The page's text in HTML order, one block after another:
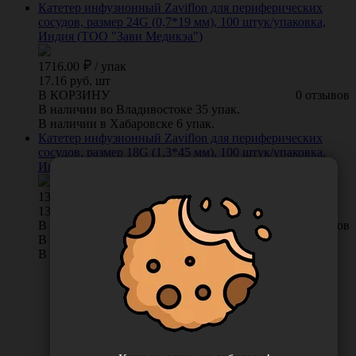
Катетер инфузионный Zaviflon для периферических
сосудов, размер 24G (0,7*19 мм), 100 штук/упаковка,
Индия (ТОО "Зави Медикэа")
1716.00 / упак
17.16 руб. шт
0 отзывов
В КОРЗИНУ
В наличии во Владивостоке 35 упак.
В наличии в Хабаровске 6 упак.
Катетер инфузионный Zaviflon для периферических
сосудов, размер 18G (1,3*45 мм), 100 штук/упаковка,
Индия (ТОО "Зави Медикэа")
1351.00
13.51 руб. шт
0 отзывов
В КОРЗИНУ
В наличии во Владивостоке 21 упак.
В наличии в Хабаровске 3 упак.